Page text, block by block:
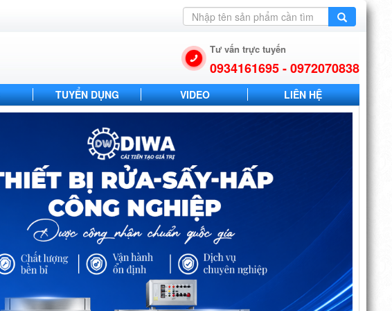
Tư vấn trực tuyến
0934161695 - 0972070838
TUYỂN DỤNG VIDEO LIÊN HỆ